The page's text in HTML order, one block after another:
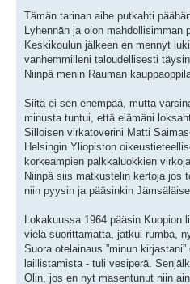
Tämän tarinan aihe putkahti
Lyhennän ja oion
Keskikoulun jälkeen en mennyt
vanhemmilleni taloudellisesti
Niinpä menin Rauman
Siitä ei sen enempää, mutta
minusta tuntui, että elämäni
Silloisen virkatoverini Matti
Helsingin Yliopiston
korkeampien palkkaluokkien
Niinpä siis matkustelin kertoja jos
niin pyysin ja pääsinkin
Lokakuussa 1964 pääsin Kuopion
vielä suorittamatta, jatkui rumba,
Suora otelainaus ”minun
laillistamista - tuli vesiperä.
Olin, jos en nyt masentunut niin